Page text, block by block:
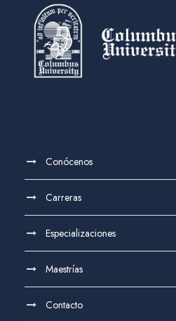
Conócenos
Carreras
Especializaciones
Maestrías
Contacto